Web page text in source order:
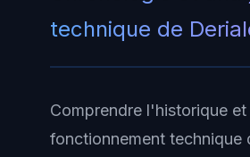
technique de
Comprendre l'historique et
fonctionnement technique